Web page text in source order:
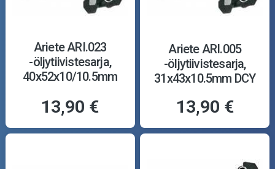
Ariete ARI.023
-öljytiivistesarja,
40x52x10/10.5mm
13,90 €
Ariete ARI.005
-öljytiivistesarja,
31x43x10.5mm DCY
13,90 €